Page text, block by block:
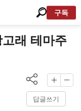
구독
래 테마주
답글쓰기